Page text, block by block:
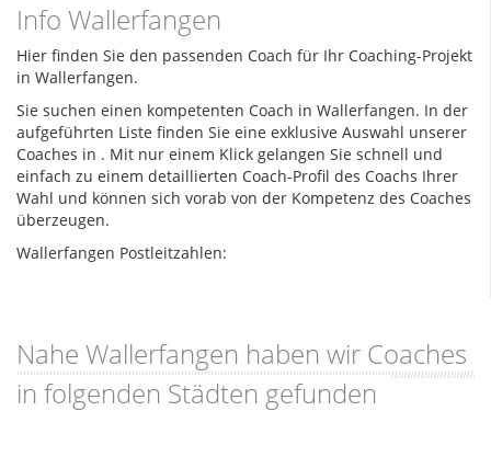
Info Wallerfangen
Hier finden Sie den passenden Coach für Ihr Coaching-Projekt
in Wallerfangen.
Sie suchen einen kompetenten Coach in Wallerfangen. In der
aufgeführten Liste finden Sie eine exklusive Auswahl unserer
Coaches in . Mit nur einem Klick gelangen Sie schnell und
einfach zu einem detaillierten Coach-Profil des Coachs Ihrer
Wahl und können sich vorab von der Kompetenz des Coaches
überzeugen.
Wallerfangen Postleitzahlen:
Nahe Wallerfangen haben wir Coaches
in folgenden Städten gefunden